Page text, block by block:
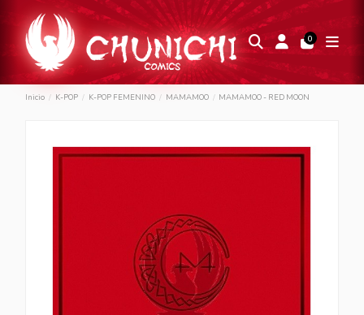
0
Inicio K-POP K-POP FEMENINO MAMAMOO MAMAMOO - RED MOON